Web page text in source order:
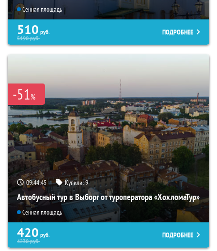
Сенная площадь
510 руб.
5190руб.
ПОДРОБНЕЕ
-51%
09:44:44 Купили:9
Автобусный тур в Выборг от туроператора «ХохломаТур»
Сенная площадь
420 руб.
4230руб.
ПОДРОБНЕЕ